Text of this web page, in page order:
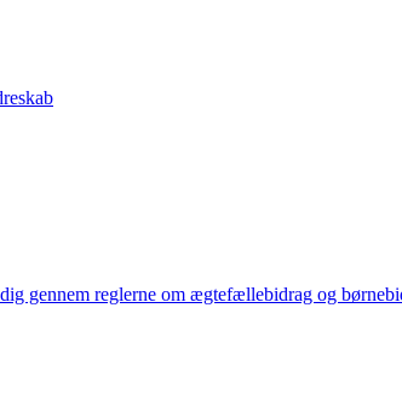
gennem reglerne om ægtefællebidrag og